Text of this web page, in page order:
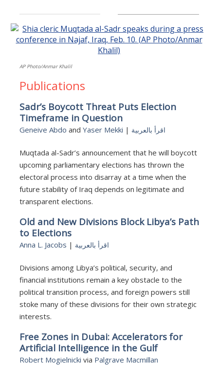
AP Photo/Anmar Khalil
Publications
Sadr’s Boycott Threat Puts Election
Timeframe in Question
Geneive Abdo and Yaser Mekki | اقرأ بالعربية
Muqtada al-Sadr’s announcement that he will boycott
upcoming parliamentary elections has thrown the
electoral process into disarray at a time when the
future stability of Iraq depends on legitimate and
transparent elections.
Old and New Divisions Block Libya’s Path
to Elections
Anna L. Jacobs | اقرأ بالعربية
Divisions among Libya’s political, security, and
financial institutions remain a key obstacle to the
political transition process, and foreign powers still
stoke many of these divisions for their own strategic
interests.
Free Zones in Dubai: Accelerators for
Artificial Intelligence in the Gulf
Robert Mogielnicki via Palgrave Macmillan